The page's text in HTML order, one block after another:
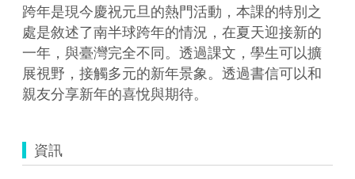
跨年是現今慶祝元旦的熱門活動，本課的特別之
處是敘述了南半球跨年的情況，在夏天迎接新的
一年，與臺灣完全不同。透過課文，學生可以擴
展視野，接觸多元的新年景象。透過書信可以和
親友分享新年的喜悅與期待。
資訊